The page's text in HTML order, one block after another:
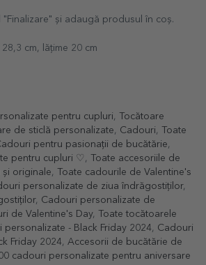
și adaugă produsul în coș.
28,3 cm, lățime 20 cm
pentru cupluri, Tocătoare
de sticlă personalizate, Cadouri, Toate
pentru pasionații de bucătărie,
pentru cupluri ♡ , Toate accesoriile de
originale, Toate cadourile de Valentine's
personalizate de ziua îndrăgostiților,
, Cadouri personalizate de
de Valentine's Day, Toate tocătoarele
personalizate - Black Friday 2024, Cadouri
Friday 2024, Accesorii de bucătărie de
cadouri personalizate pentru aniversare